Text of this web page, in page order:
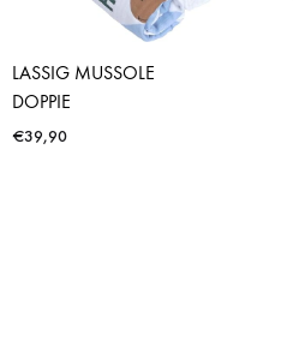
LASSIG MUSSOLE
DOPPIE
€39,90